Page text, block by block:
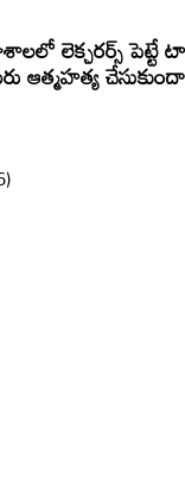
లెక్చరర్స్ పెట్టే
ఆత్మహత్య